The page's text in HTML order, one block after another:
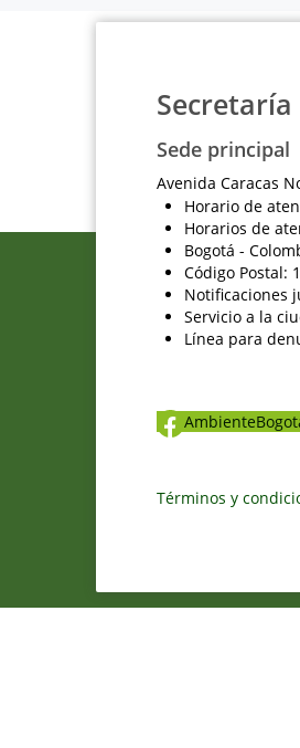
Sede principal
Avenida Caracas
Horario de
Horarios de
Bogotá -
Código Postal:
Notificaciones
Servicio a la
Línea para
Términos y